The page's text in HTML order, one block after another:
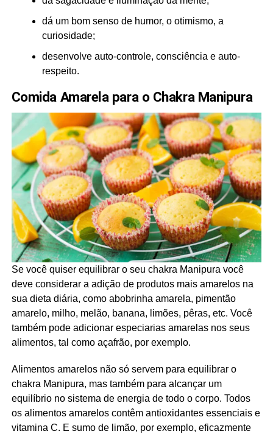
dá um bom senso de humor, o otimismo, a
curiosidade;
desenvolve auto-controle, consciência e auto-
respeito.
Comida Amarela para o Chakra Manipura
Se você quiser equilibrar o seu chakra Manipura você
deve considerar a adição de produtos mais amarelos na
sua dieta diária, como abobrinha amarela, pimentão
amarelo, milho, melão, banana, limões, pêras, etc. Você
também pode adicionar especiarias amarelas nos seus
alimentos, tal como açafrão, por exemplo.
Alimentos amarelos não só servem para equilibrar o
chakra Manipura, mas também para alcançar um
equilíbrio no sistema de energia de todo o corpo. Todos
os alimentos amarelos contêm antioxidantes essenciais e
vitamina C. E sumo de limão, por exemplo, eficazmente